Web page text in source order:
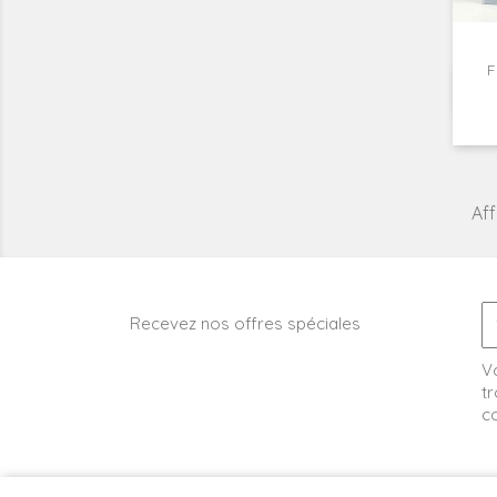
Recevez nos offres spéciales